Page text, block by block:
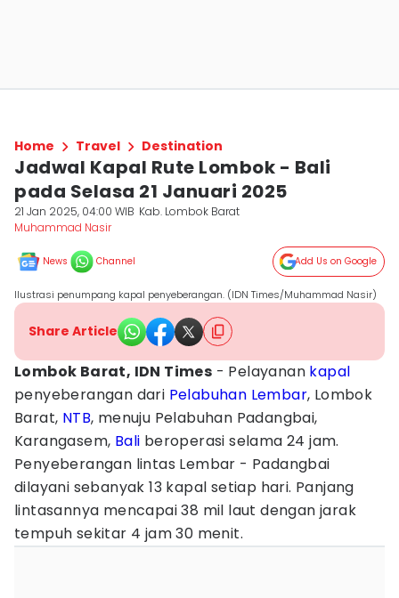
Home Travel Destination
Jadwal Kapal Rute Lombok - Bali
pada Selasa 21 Januari 2025
21 Jan 2025, 04:00 WIB Kab. Lombok Barat
Muhammad Nasir
News Channel Add Us on Google
Ilustrasi penumpang kapal penyeberangan. (IDN Times/Muhammad Nasir)
Share Article
Lombok Barat, IDN Times - Pelayanan kapal
penyeberangan dari Pelabuhan Lembar, Lombok
Barat, NTB, menuju Pelabuhan Padangbai,
Karangasem, Bali beroperasi selama 24 jam.
Penyeberangan lintas Lembar - Padangbai
dilayani sebanyak 13 kapal setiap hari. Panjang
lintasannya mencapai 38 mil laut dengan jarak
tempuh sekitar 4 jam 30 menit.